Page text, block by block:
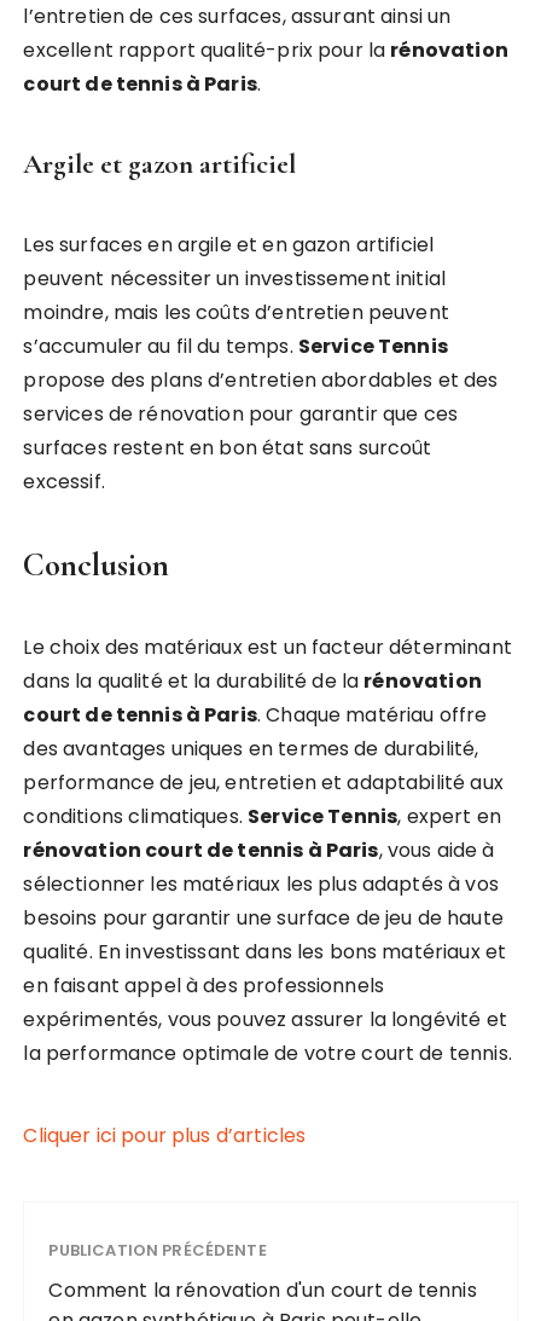
l’entretien de ces surfaces, assurant ainsi un
excellent rapport qualité-prix pour la rénovation
court de tennis à Paris.
Argile et gazon artificiel
Les surfaces en argile et en gazon artificiel
peuvent nécessiter un investissement initial
moindre, mais les coûts d’entretien peuvent
s’accumuler au fil du temps. Service Tennis
propose des plans d’entretien abordables et des
services de rénovation pour garantir que ces
surfaces restent en bon état sans surcoût
excessif.
Conclusion
Le choix des matériaux est un facteur déterminant
dans la qualité et la durabilité de la rénovation
court de tennis à Paris. Chaque matériau offre
des avantages uniques en termes de durabilité,
performance de jeu, entretien et adaptabilité aux
conditions climatiques. Service Tennis, expert en
rénovation court de tennis à Paris, vous aide à
sélectionner les matériaux les plus adaptés à vos
besoins pour garantir une surface de jeu de haute
qualité. En investissant dans les bons matériaux et
en faisant appel à des professionnels
expérimentés, vous pouvez assurer la longévité et
la performance optimale de votre court de tennis.
Cliquer ici pour plus d’articles
PUBLICATION PRÉCÉDENTE
Comment la rénovation d'un court de tennis